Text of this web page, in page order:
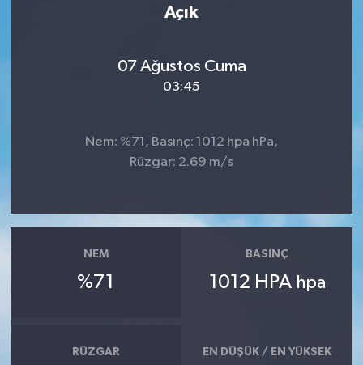
Açık
07 Ağustos Cuma
03:45
Nem: %71, Basınç: 1012 hpa hPa,
Rüzgar: 2.69 m/s
NEM
%71
BASINÇ
1012 HPA hpa
RÜZGAR EN DÜŞÜK / EN YÜKSEK
YEREL YÖNETİM
MEDYA